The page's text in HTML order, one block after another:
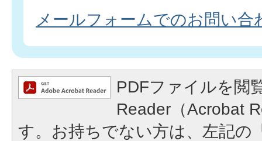
メールフォームでのお問い合
PDFファイルを閲
Reader（Acrobat
す。お持ちでない方は、左記の